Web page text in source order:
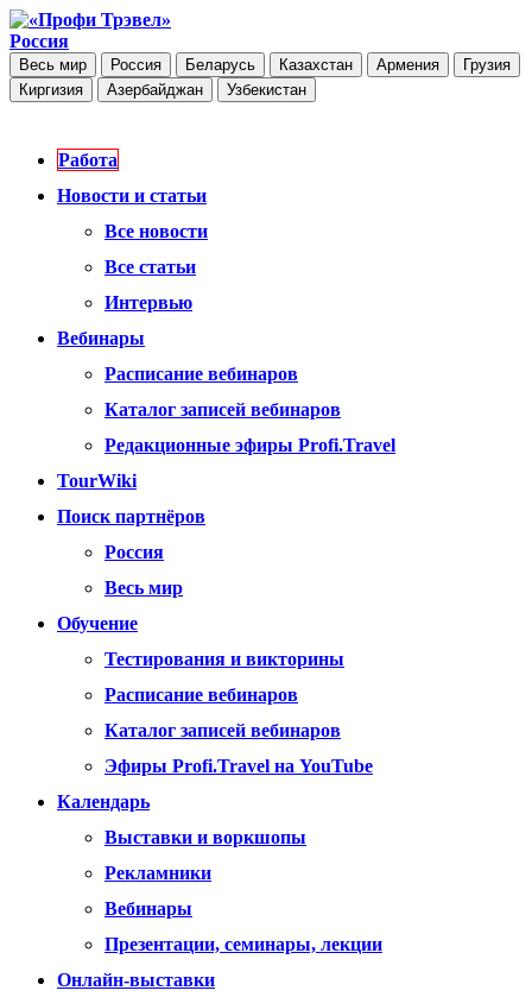
Россия
Весь мир Россия Беларусь Казахстан Армения
Грузия
Киргизия
Азербайджан Узбекистан
Работа
Новости и статьи
Все новости
Все статьи
Интервью
Вебинары
Расписание вебинаров
Каталог записей вебинаров
Редакционные эфиры Profi.Travel
TourWiki
Поиск партнёров
Россия
Весь мир
Обучение
Тестирования и викторины
Расписание вебинаров
Каталог записей вебинаров
Эфиры Profi.Travel на YouTube
Календарь
Выставки и воркшопы
Рекламники
Вебинары
Презентации, семинары, лекции
Онлайн-выставки